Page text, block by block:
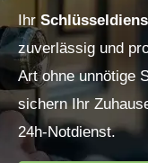
Ihr
zuverlässig und
Art ohne unnötige
sichern Ihr
24h-Notdienst.